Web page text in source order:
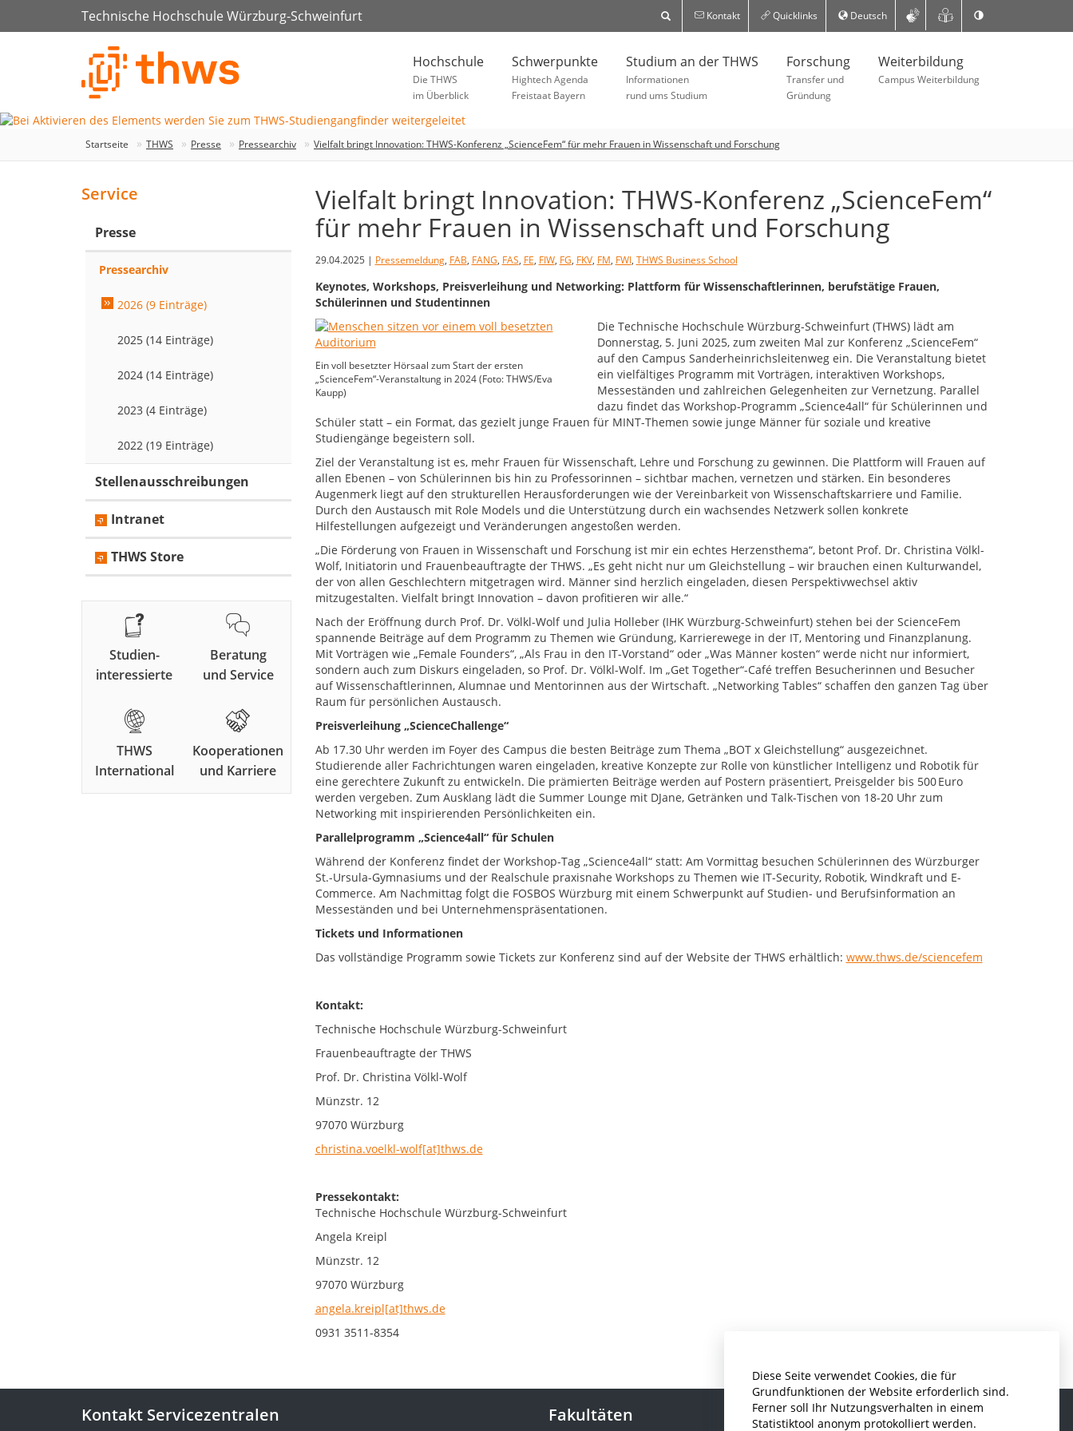
Diese Seite verwendet Cookies, die für
Grundfunktionen der Website erforderlich sind.
Ferner soll Ihr Nutzungsverhalten in einem
Statistiktool anonym protokolliert werden.
Technische Hochschule Würzburg-Schweinfurt Kontakt Quicklinks Deutsch
Hochschule
Die THWS
im Überblick
Schwerpunkte
Hightech Agenda
Freistaat Bayern
Studium an der THWS
Informationen
rund ums Studium
Forschung
Transfer und
Gründung
Weiterbildung
Campus Weiterbildung
Startseite THWS Presse Pressearchiv Vielfalt bringt Innovation: THWS-Konferenz „ScienceFem“ für mehr Frauen in Wissenschaft und Forschung
Vielfalt bringt Innovation: THWS-Konferenz „ScienceFem“
für mehr Frauen in Wissenschaft und Forschung
29.04.2025 | Pressemeldung, FAB, FANG, FAS, FE, FIW, FG, FKV, FM, FWI, THWS Business School
Keynotes, Workshops, Preisverleihung und Networking: Plattform für Wissenschaftlerinnen, berufstätige Frauen,
Schülerinnen und Studentinnen
Ein voll besetzter Hörsaal zum Start der ersten
„ScienceFem“-Veranstaltung in 2024 (Foto: THWS/Eva
Kaupp)
Die Technische Hochschule Würzburg-Schweinfurt (THWS) lädt am
Donnerstag, 5. Juni 2025, zum zweiten Mal zur Konferenz „ScienceFem“
auf den Campus Sanderheinrichsleitenweg ein. Die Veranstaltung bietet
ein vielfältiges Programm mit Vorträgen, interaktiven Workshops,
Messeständen und zahlreichen Gelegenheiten zur Vernetzung. Parallel
dazu findet das Workshop-Programm „Science4all“ für Schülerinnen und
Schüler statt – ein Format, das gezielt junge Frauen für MINT-Themen sowie junge Männer für soziale und kreative
Studiengänge begeistern soll.
Ziel der Veranstaltung ist es, mehr Frauen für Wissenschaft, Lehre und Forschung zu gewinnen. Die Plattform will Frauen auf
allen Ebenen – von Schülerinnen bis hin zu Professorinnen – sichtbar machen, vernetzen und stärken. Ein besonderes
Augenmerk liegt auf den strukturellen Herausforderungen wie der Vereinbarkeit von Wissenschaftskarriere und Familie.
Durch den Austausch mit Role Models und die Unterstützung durch ein wachsendes Netzwerk sollen konkrete
Hilfestellungen aufgezeigt und Veränderungen angestoßen werden.
„Die Förderung von Frauen in Wissenschaft und Forschung ist mir ein echtes Herzensthema“, betont Prof. Dr. Christina Völkl-
Wolf, Initiatorin und Frauenbeauftragte der THWS. „Es geht nicht nur um Gleichstellung – wir brauchen einen Kulturwandel,
der von allen Geschlechtern mitgetragen wird. Männer sind herzlich eingeladen, diesen Perspektivwechsel aktiv
mitzugestalten. Vielfalt bringt Innovation – davon profitieren wir alle.“
Nach der Eröffnung durch Prof. Dr. Völkl-Wolf und Julia Holleber (IHK Würzburg-Schweinfurt) stehen bei der ScienceFem
spannende Beiträge auf dem Programm zu Themen wie Gründung, Karrierewege in der IT, Mentoring und Finanzplanung.
Mit Vorträgen wie „Female Founders“, „Als Frau in den IT-Vorstand“ oder „Was Männer kosten“ werde nicht nur informiert,
sondern auch zum Diskurs eingeladen, so Prof. Dr. Völkl-Wolf. Im „Get Together“-Café treffen Besucherinnen und Besucher
auf Wissenschaftlerinnen, Alumnae und Mentorinnen aus der Wirtschaft. „Networking Tables“ schaffen den ganzen Tag über
Raum für persönlichen Austausch.
Preisverleihung „ScienceChallenge“
Ab 17.30 Uhr werden im Foyer des Campus die besten Beiträge zum Thema „BOT x Gleichstellung“ ausgezeichnet.
Studierende aller Fachrichtungen waren eingeladen, kreative Konzepte zur Rolle von künstlicher Intelligenz und Robotik für
eine gerechtere Zukunft zu entwickeln. Die prämierten Beiträge werden auf Postern präsentiert, Preisgelder bis 500 Euro
werden vergeben. Zum Ausklang lädt die Summer Lounge mit DJane, Getränken und Talk-Tischen von 18-20 Uhr zum
Networking mit inspirierenden Persönlichkeiten ein.
Parallelprogramm „Science4all“ für Schulen
Während der Konferenz findet der Workshop-Tag „Science4all“ statt: Am Vormittag besuchen Schülerinnen des Würzburger
St.-Ursula-Gymnasiums und der Realschule praxisnahe Workshops zu Themen wie IT-Security, Robotik, Windkraft und E-
Commerce. Am Nachmittag folgt die FOSBOS Würzburg mit einem Schwerpunkt auf Studien- und Berufsinformation an
Messeständen und bei Unternehmenspräsentationen.
Tickets und Informationen
Das vollständige Programm sowie Tickets zur Konferenz sind auf der Website der THWS erhältlich: www.thws.de/sciencefem
Kontakt:
Technische Hochschule Würzburg-Schweinfurt
Frauenbeauftragte der THWS
Prof. Dr. Christina Völkl-Wolf
Münzstr. 12
97070 Würzburg
christina.voelkl-wolf[at]thws.de
Pressekontakt:
Technische Hochschule Würzburg-Schweinfurt
Angela Kreipl
Münzstr. 12
97070 Würzburg
angela.kreipl[at]thws.de
0931 3511-8354
Service
Presse
Pressearchiv
2026 (9 Einträge)
2025 (14 Einträge)
2024 (14 Einträge)
2023 (4 Einträge)
2022 (19 Einträge)
Stellenausschreibungen
Intranet
THWS Store
Studien-
interessierte
Beratung
und Service
THWS
International
Kooperationen
und Karriere
Kontakt Servicezentralen Fakultäten